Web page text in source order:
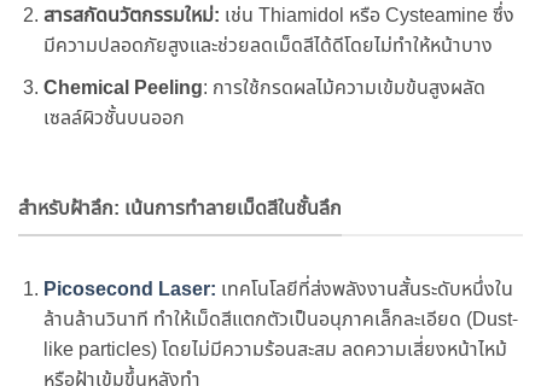
สารสกัดนวัตกรรมใหม่: เช่น Thiamidol หรือ Cysteamine ซึ่ง
มีความปลอดภัยสูงและช่วยลดเม็ดสีได้ดีโดยไม่ทำให้หน้าบาง
Chemical Peeling: การใช้กรดผลไม้ความเข้มข้นสูงผลัด
เซลล์ผิวชั้นบนออก
สำหรับฝ้าลึก: เน้นการทำลายเม็ดสีในชั้นลึก
Picosecond Laser: เทคโนโลยีที่ส่งพลังงานสั้นระดับหนึ่งใน
ล้านล้านวินาที ทำให้เม็ดสีแตกตัวเป็นอนุภาคเล็กละเอียด (Dust-
like particles) โดยไม่มีความร้อนสะสม ลดความเสี่ยงหน้าไหม้
หรือฝ้าเข้มขึ้นหลังทำ